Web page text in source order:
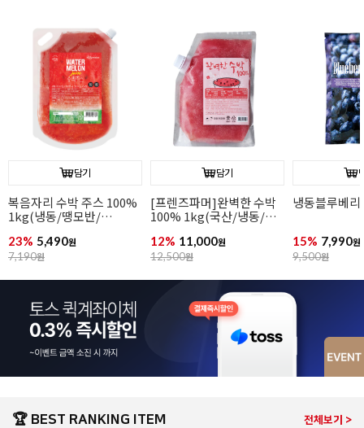
담기
냉동블루베리(1kg)
15% 7,990원
9,500원
담기
냉동딸기(1kg)
14% 5,990원
7,000원
냉동망고
10% 8,990원
10,000원
🏆 BEST RANKING ITEM 전체보기 >